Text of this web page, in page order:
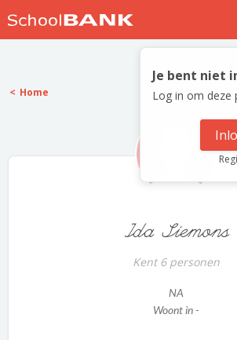
Nostalgische verhalen
Log in
Meld je gratis aan
Je bent niet
Log in om deze
Home
Ida Siemons
Kent 6 personen
NA
Woont in -